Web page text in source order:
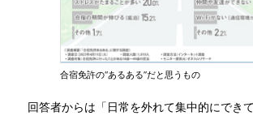
合宿免許の“あるある”だと思うもの
回答者からは「日常を外れて集中的にでき